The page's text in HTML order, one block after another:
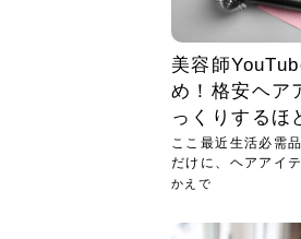
美容師
め！格安ヘア
っくりするほ
ここ最近生活必需
だけに、ヘアアイ
られ...
かえで